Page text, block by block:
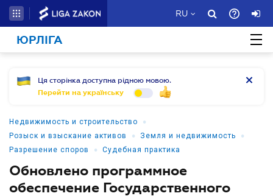
RU
ЮРЛІГА
Ця сторінка доступна рідною мовою.
Перейти на українську
Недвижимость и строительство •
Розыск и взыскание активов • Земля и недвижимость •
Разрешение споров • Судебная практика
Обновлено программное
обеспечение Государственного